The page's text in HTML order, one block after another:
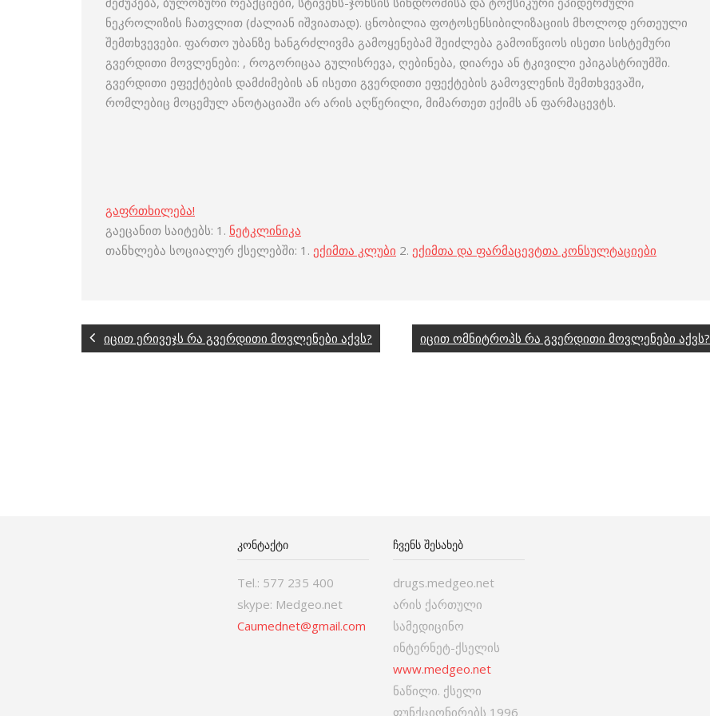
ნეკროლიზის ჩათვლით (ძალიან იშვიათად). ცნობილია ფოტოსენსიბილიზაციის მხოლოდ ერთეული
შემთხვევები. ფართო უბანზე ხანგრძლივმა გამოყენებამ შეიძლება გამოიწვიოს ისეთი სისტემური
გვერდითი მოვლენები: , როგორიცაა გულისრევა, ღებინება, დიარეა ან ტკივილი ეპიგასტრიუმში.
გვერდითი ეფექტების დამძიმების ან ისეთი გვერდითი ეფექტების გამოვლენის შემთხვევაში,
რომლებიც მოცემულ ანოტაციაში არ არის აღწერილი, მიმართეთ ექიმს ან ფარმაცევტს.
გაფრთხილება!
გაეცანით საიტებს: 1. ნეტკლინიკა
თანხლება სოციალურ ქსელებში: 1. ექიმთა კლუბი 2. ექიმთა და ფარმაცევტთა კონსულტაციები
იცით ერივეჯს რა გვერდითი მოვლენები აქვს? იცით ომნიტროპს რა გვერდითი მოვლენები აქვს?
ᲙᲝᲜᲢᲐᲥᲢᲘ
Tel.: 577 235 400
skype: Medgeo.net
Caumednet@gmail.com
ᲩᲕᲔᲜᲡ ᲨᲔᲡᲐᲮᲔᲑ
drugs.medgeo.net
არის ქართული
სამედიცინო
ინტერნეტ-ქსელის
www.medgeo.net
ნაწილი. ქსელი
ფუნქციონირებს 1996